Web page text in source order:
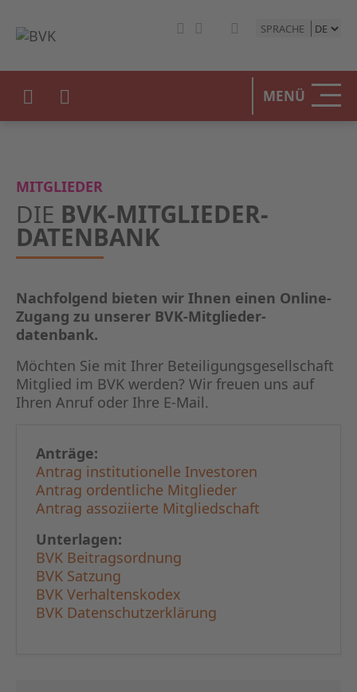
SPRACHE
MENÜ
MITGLIEDER
DIE BVK-MITGLIEDER­
DATENBANK
Nachfolgend bieten wir Ihnen einen Online-
Zugang zu unserer BVK-Mitglieder­
datenbank.
Möchten Sie mit Ihrer Beteiligungs­gesellschaft
Mitglied im BVK werden? Wir freuen uns auf
Ihren Anruf oder Ihre E-Mail.
Anträge:
Antrag institutionelle Investoren
Antrag ordentliche Mitglieder
Antrag assoziierte Mitgliedschaft
Unterlagen:
BVK Beitragsordnung
BVK Satzung
BVK Verhaltenskodex
BVK Datenschutzerklärung
DER